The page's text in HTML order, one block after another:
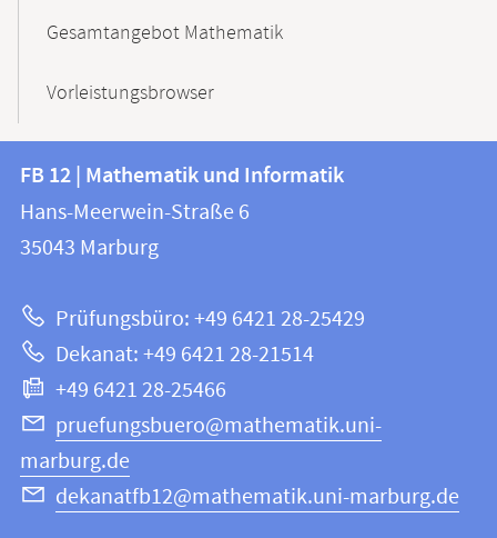
Gesamtangebot Mathematik
Vorleistungsbrowser
Kontakt
und
Informationen
Website
FB
12
|
und
Informatik
FB 12 | Mathematik und Informatik
Hans-Meerwein-Straße 6
35043 Marburg
Prüfungsbüro: +49 6421 28-25429
Dekanat: +49 6421 28-21514
+49 6421 28-25466
pruefungsbuero@mathematik.uni-
marburg.de
dekanatfb12@mathematik.uni-marburg.de